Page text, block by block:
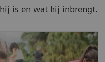
is en wat hij inbrengt.